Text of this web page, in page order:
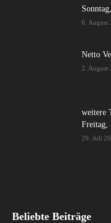
6. August
Netto
2. August
weitere
Freitag,
29. Juli
Beliebte Beiträge